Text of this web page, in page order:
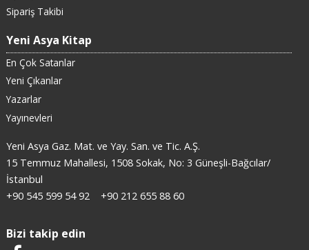
Sipariş Takibi
Yeni Asya Kitap
En Çok Satanlar
Yeni Çıkanlar
Yazarlar
Yayınevleri
Yeni Asya Gaz. Mat. ve Yay. San. ve Tic. A.Ş.
15 Temmuz Mahallesi, 1508 Sokak, No: 3 Güneşli-Bağcılar/
İstanbul
+90 545 599 54 92
+90 212 655 88 60
Bizi takip edin